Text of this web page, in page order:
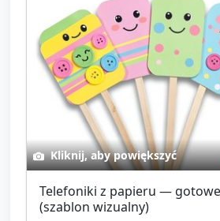
Kliknij, aby powiększyć
Telefoniki z papieru —
(szablon wizualny)